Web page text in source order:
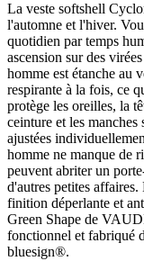
La veste softshell
l'automne et l'hiver.
quotidien par temps
ascension sur des
homme est étanche au
respirante à la fois, ce
protège les oreilles, la
ceinture et les
ajustées
homme ne manque de
peuvent abriter un
d'autres petites
finition déperlante et
Green Shape de
fonctionnel et fabriqué
bluesign®.